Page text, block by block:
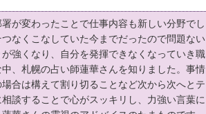
が変わったことで仕事内容も新しい分野でし
なくこなしていた今までだったので問題ない
強くなり、自分を発揮できなくなっていき職
、札幌の占い師蓮華さんを知りました。事情
合は構えて割り切ることなど次から次へとテ
談することで心がスッキリし、力強い言葉に